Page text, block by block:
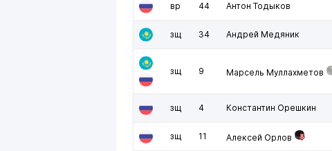
вр 44 Антон Тодыков
зщ 34 Андрей Медяник
зщ 9 Марсель Муллахметов
зщ 4 Константин Орешкин
зщ 11 Алексей Орлов